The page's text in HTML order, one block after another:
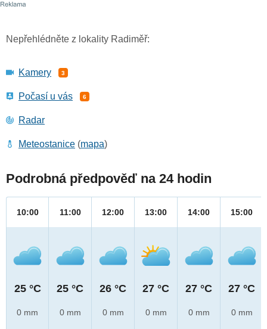
Nepřehlédněte z lokality Radiměř:
Kamery 3
Počasí u vás 6
Radar
Meteostanice (mapa)
Podrobná předpověď na 24 hodin
10:00
25 °C
0 mm
11:00
25 °C
0 mm
12:00
26 °C
0 mm
13:00
27 °C
0 mm
14:00
27 °C
0 mm
15:00
27 °C
0 mm